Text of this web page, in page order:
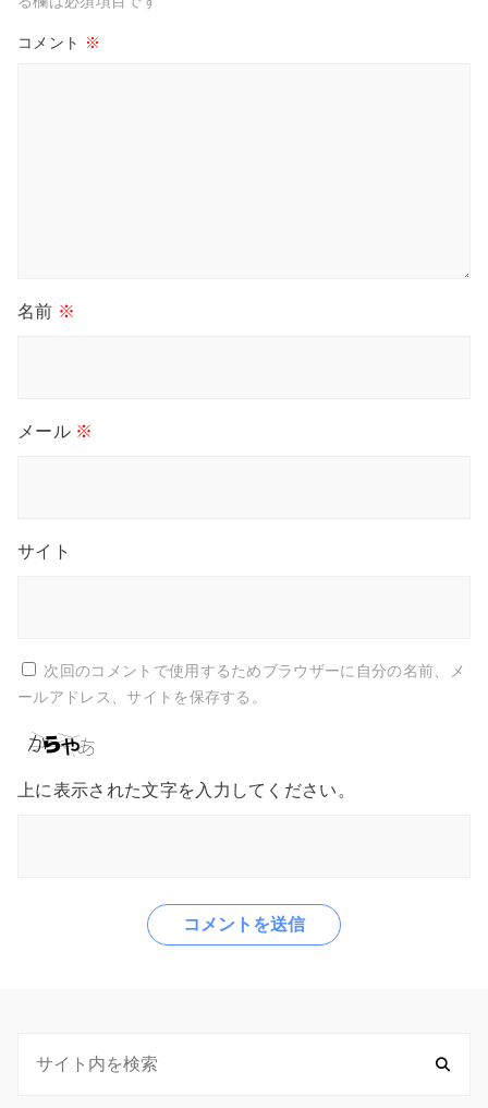
コメント ※
名前 ※
メール ※
サイト
次回のコメントで使用するためブラウザーに自分の名前、メ
ールアドレス、サイトを保存する。
上に表示された文字を入力してください。